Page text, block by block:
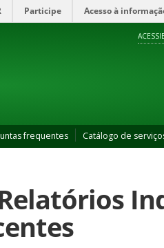
Participe Acesso à
frequentes Catálogo de